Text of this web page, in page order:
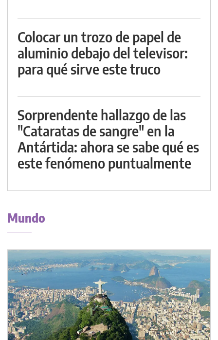
Colocar un trozo de papel de
aluminio debajo del televisor:
para qué sirve este truco
Sorprendente hallazgo de las
"Cataratas de sangre" en la
Antártida: ahora se sabe qué es
este fenómeno puntualmente
Mundo